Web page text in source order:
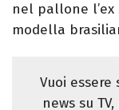
nel pallone
modella
Vuoi
news su